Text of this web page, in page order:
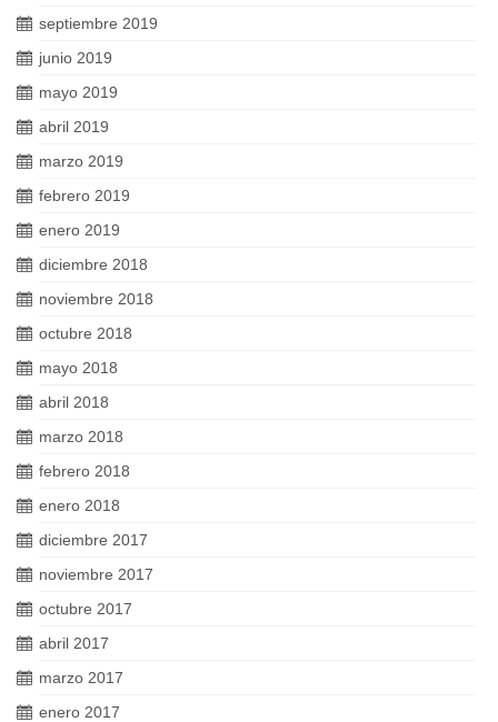
septiembre 2019
junio 2019
mayo 2019
abril 2019
marzo 2019
febrero 2019
enero 2019
diciembre 2018
noviembre 2018
octubre 2018
mayo 2018
abril 2018
marzo 2018
febrero 2018
enero 2018
diciembre 2017
noviembre 2017
octubre 2017
abril 2017
marzo 2017
enero 2017